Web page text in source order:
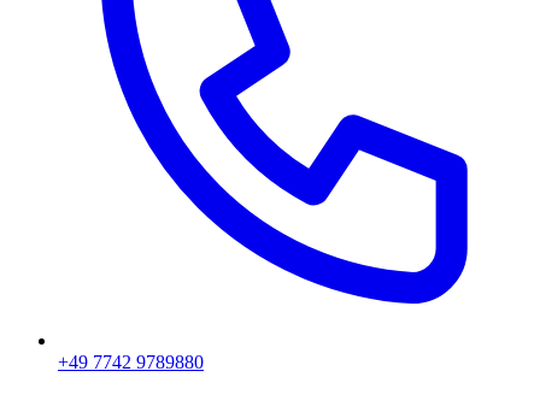
+49 7742 9789880